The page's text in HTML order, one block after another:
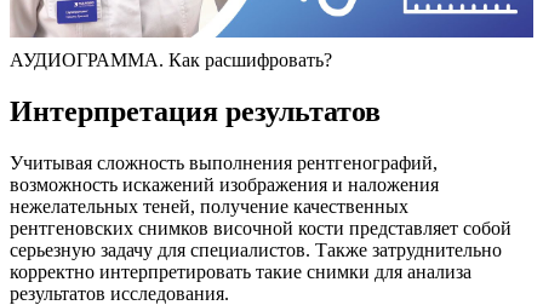
АУДИОГРАММА. Как расшифровать?
Интерпретация результатов
Учитывая сложность выполнения рентгенографий,
возможность искажений изображения и наложения
нежелательных теней, получение качественных
рентгеновских снимков височной кости представляет собой
серьезную задачу для специалистов. Также затруднительно
корректно интерпретировать такие снимки для анализа
результатов исследования.